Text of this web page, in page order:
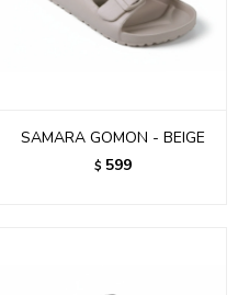
SAMARA GOMON - BEIGE
$ 599